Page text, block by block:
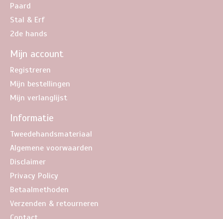
Paard
Stal & Erf
2de hands
Mijn account
Registreren
Mijn bestellingen
Mijn verlanglijst
Informatie
Tweedehandsmateriaal
Algemene voorwaarden
Disclaimer
Privacy Policy
Betaalmethoden
Verzenden & retourneren